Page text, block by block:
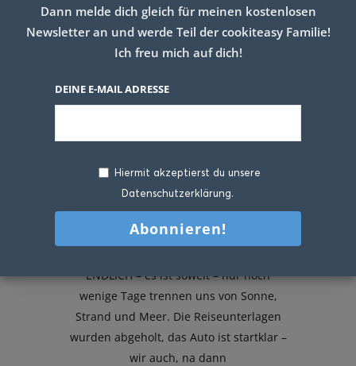
Ich packe meinen Koffer und
nehme mit – Reisesnacks & Co.
ENDLICH – es ist soweit – nur noch
wenige Tage trennen uns von Sonne,
Strand und Meer. Die Reiseunterlagen
wurden abgeholt, das Auto ist startklar –
wir auch, na dann
Dann melde dich gleich für meinen kostenlosen
Newsletter an und werde Teil der cookiteasy Familie!
Ich freu mich auf dich!
DEINE E-MAIL ADRESSE
Hiermit akzeptierst du unsere
Datenschutzerklärung.